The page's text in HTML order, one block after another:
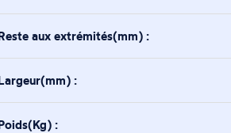
aux extrémités(mm) :
:
: